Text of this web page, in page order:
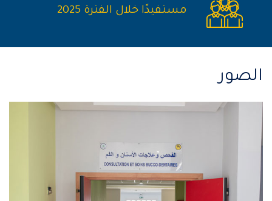
مستفيدًا خلال الفترة 2025
الصور